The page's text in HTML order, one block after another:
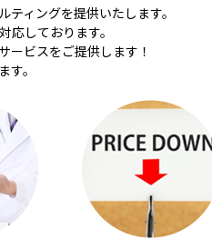
ィングを提供いたします。
しております。
ービスをご提供します！
。